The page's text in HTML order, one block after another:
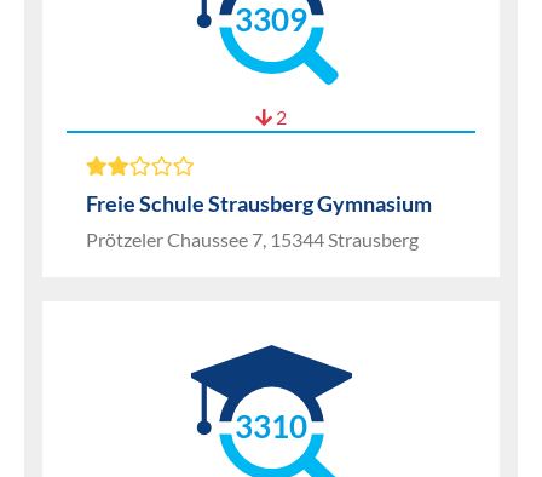
3309
2
Freie Schule Strausberg Gymnasium
Prötzeler Chaussee 7, 15344 Strausberg
3310